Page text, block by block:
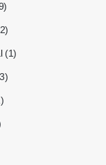
(1)